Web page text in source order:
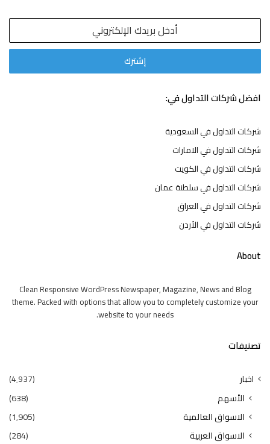
افضل شركات التداول في:
شركات التداول في السعودية
شركات التداول في الامارات
شركات التداول في الكويت
شركات التداول في سلطنة عمان
شركات التداول في العراق
شركات التداول في الأردن
About
Clean Responsive WordPress Newspaper, Magazine, News and Blog
theme. Packed with options that allow you to completely customize your
website to your needs.
تصنيفات
اخبار (4٬937)
الأسهم
(638)
الاسواق العالمية
(1٬905)
الاسواق العربية
(284)